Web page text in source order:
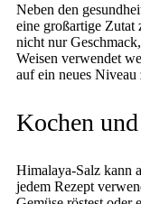
Neben den
eine großartige Zutat
nicht nur
Weisen verwendet
auf ein neues Niveau
Kochen
Himalaya-Salz kann
jedem Rezept